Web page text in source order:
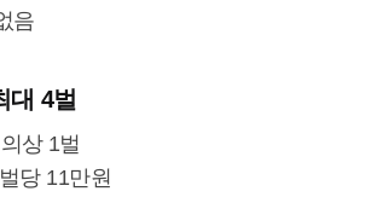
음
대 4벌
상 1벌
당 11만원